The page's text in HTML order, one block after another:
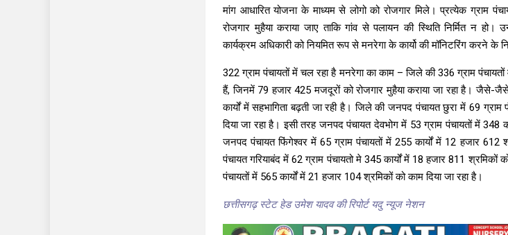
मांग आधारित योजना के माध्यम से लोगो को रोजगार मिले। प्रत्येक ग्राम
रोजगार मुहैया कराया जाए ताकि गांव से पलायन की स्थिति निर्मित न हो।
कार्यक्रम अधिकारी को नियमित रूप से मनरेगा के कार्यो की मॉनिटरिंग करने के
322 ग्राम पंचायतों में चल रहा है मनरेगा का काम – जिले की 336 ग्राम
हैं, जिनमें 79 हजार 425 मजदूरों को रोजगार मुहैया कराया जा रहा है। जैसे-
कार्यों में सहभागिता बढ़ती जा रही है। जिले की जनपद पंचायत छुरा में 69
दिया जा रहा है। इसी तरह जनपद पंचायत देवभोग में 53 ग्राम पंचायतों में 348
जनपद पंचायत फिंगेश्वर में 65 ग्राम पंचायतों में 255 कार्यों में 12 हजार
पंचायत गरियाबंद में 62 ग्राम पंचायतो मे 345 कार्यों में 18 हजार 811 श्रमिकों
पंचायतों में 565 कार्यों में 21 हजार 104 श्रमिकों को काम दिया जा रहा है।
छत्तीसगढ़ स्टेट हेड उमेश यादव की रिपोर्ट यदु न्यूज नेशन